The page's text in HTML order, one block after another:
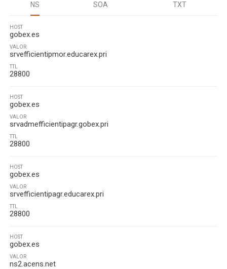
NS SOA TXT
HOST
gobex.es
VALOR
srvefficientipmor.educarex.pri
TTL
28800
HOST
gobex.es
VALOR
srvadmefficientipagr.gobex.pri
TTL
28800
HOST
gobex.es
VALOR
srvefficientipagr.educarex.pri
TTL
28800
HOST
gobex.es
VALOR
ns2.acens.net